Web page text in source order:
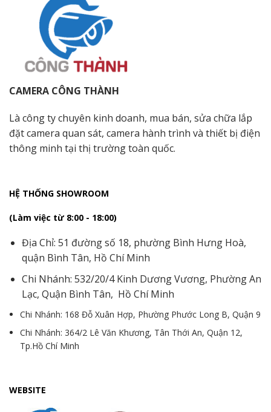
CAMERA CÔNG THÀNH
Là công ty chuyên kinh doanh, mua bán, sửa chữa lắp
đặt camera quan sát, camera hành trình và thiết bị điện
thông minh tại thị trường toàn quốc.
HỆ THỐNG SHOWROOM
(Làm việc từ 8:00 - 18:00)
Địa Chỉ: 51 đường số 18, phường Bình Hưng Hoà,
quận Bình Tân, Hồ Chí Minh
Chi Nhánh: 532/20/4 Kinh Dương Vương, Phường An
Lạc, Quận Bình Tân, Hồ Chí Minh
Chi Nhánh: 168 Đỗ Xuân Hợp, Phường Phước Long B, Quận 9
Chi Nhánh: 364/2 Lê Văn Khương, Tân Thới An, Quận 12,
Tp.Hồ Chí Minh
WEBSITE